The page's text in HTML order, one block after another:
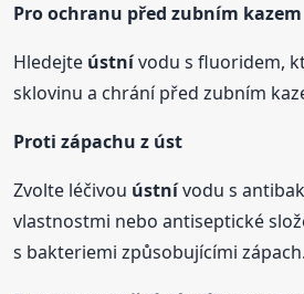
Pro ochranu před zubním kazem
Hledejte ústnívodu s fluoridem,
sklovinu a chrání před zubním
Proti zápachu z úst
Zvolte léčivou ústnívodu s
vlastnostmi nebo antiseptické
s bakteriemi způsobujícími zápach.